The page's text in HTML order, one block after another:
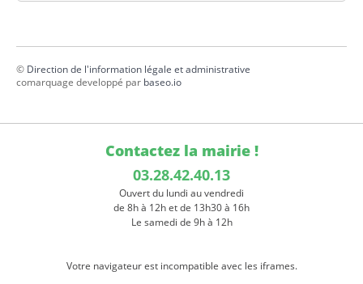
© Direction de l'information légale et administrative
comarquage developpé par baseo.io
Contactez la mairie !
03.28.42.40.13
Ouvert du lundi au vendredi
de 8h à 12h et de 13h30 à 16h
Le samedi de 9h à 12h
Votre navigateur est incompatible avec les iframes.